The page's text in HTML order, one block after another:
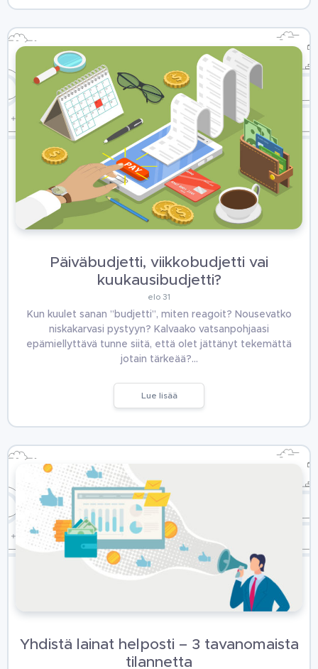
Päiväbudjetti, viikkobudjetti vai
kuukausibudjetti?
elo 31
Kun kuulet sanan ”budjetti”, miten reagoit? Nousevatko
niskakarvasi pystyyn? Kalvaako vatsanpohjaasi
epämiellyttävä tunne siitä, että olet jättänyt tekemättä
jotain tärkeää?…
Lue lisää
Yhdistä lainat helposti – 3 tavanomaista
tilannetta